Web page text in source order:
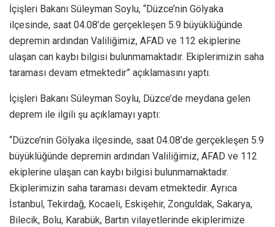
İçişleri Bakanı Süleyman Soylu, “Düzce’nin Gölyaka
ilçesinde, saat 04.08’de gerçekleşen 5.9 büyüklüğünde
depremin ardından Valiliğimiz, AFAD ve 112 ekiplerine
ulaşan can kaybı bilgisi bulunmamaktadır. Ekiplerimizin saha
taraması devam etmektedir” açıklamasını yaptı.
İçişleri Bakanı Süleyman Soylu, Düzce’de meydana gelen
deprem ile ilgili şu açıklamayı yaptı:
“Düzce’nin Gölyaka ilçesinde, saat 04.08’de gerçekleşen 5.9
büyüklüğünde depremin ardından Valiliğimiz, AFAD ve 112
ekiplerine ulaşan can kaybı bilgisi bulunmamaktadır.
Ekiplerimizin saha taraması devam etmektedir. Ayrıca
İstanbul, Tekirdağ, Kocaeli, Eskişehir, Zonguldak, Sakarya,
Bilecik, Bolu, Karabük, Bartın vilayetlerinde ekiplerimize